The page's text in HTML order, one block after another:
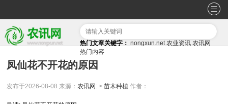
热门文章关键字： nongxun.net 农业资讯 农讯网
热门内容
凤仙花不开花的原因
发布于2026-08-08 来源：农讯网 : >苗木种植 作者：